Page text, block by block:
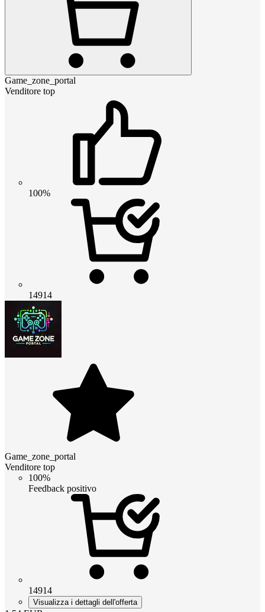
Game_zone_portal
Venditore top
100%
14914
Game_zone_portal
Venditore top
100%
Feedback positivo
14914
Visualizza i dettagli dell'offerta